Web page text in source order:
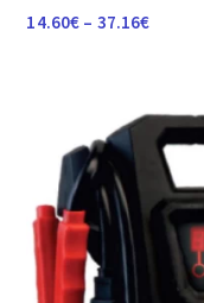
14.60€ – 37.16€Raspon
14.60€
do
37.16€